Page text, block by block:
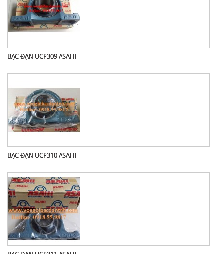
BẠC ĐẠN UCP309 ASAHI
BẠC ĐẠN UCP310 ASAHI